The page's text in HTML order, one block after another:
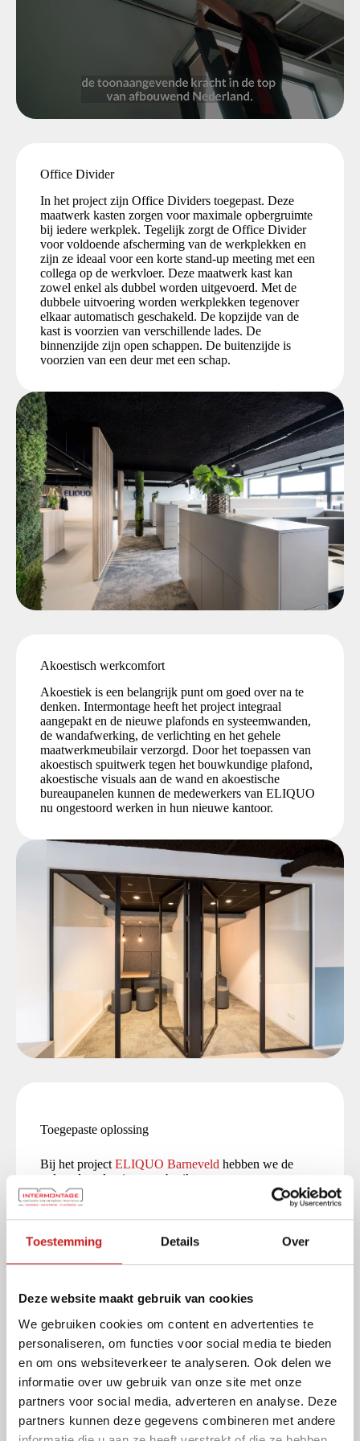
Toestemming Details Over
Deze website maakt gebruik van cookies
We gebruiken cookies om content en advertenties te
personaliseren, om functies voor social media te bieden
en om ons websiteverkeer te analyseren. Ook delen we
informatie over uw gebruik van onze site met onze
partners voor social media, adverteren en analyse. Deze
partners kunnen deze gegevens combineren met andere
Office Divider
In het project zijn Office Dividers toegepast. Deze
maatwerk kasten zorgen voor maximale opbergruimte
bij iedere werkplek. Tegelijk zorgt de Office Divider
voor voldoende afscherming van de werkplekken en
zijn ze ideaal voor een korte stand-up meeting met een
collega op de werkvloer. Deze maatwerk kast kan
zowel enkel als dubbel worden uitgevoerd. Met de
dubbele uitvoering worden werkplekken tegenover
elkaar automatisch geschakeld. De kopzijde van de
kast is voorzien van verschillende lades. De
binnenzijde zijn open schappen. De buitenzijde is
voorzien van een deur met een schap.
Akoestisch werkcomfort
Akoestiek is een belangrijk punt om goed over na te
denken. Intermontage heeft het project integraal
aangepakt en de nieuwe plafonds en systeemwanden,
de wandafwerking, de verlichting en het gehele
maatwerkmeubilair verzorgd. Door het toepassen van
akoestisch spuitwerk tegen het bouwkundige plafond,
akoestische visuals aan de wand en akoestische
bureaupanelen kunnen de medewerkers van ELIQUO
nu ongestoord werken in hun nieuwe kantoor.
Toegepaste oplossing
Bij het project ELIQUO Barneveld hebben we de
volgende oplossingen gebruikt
Systeemwanden BIM
Bekijk al onze oplossingen